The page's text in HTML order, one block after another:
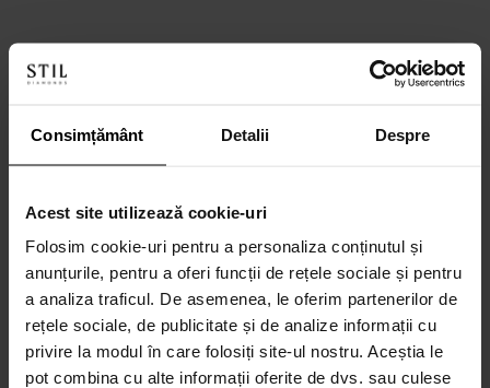
Consimțământ Detalii Despre
Acest site utilizează cookie-uri
Folosim cookie-uri pentru a personaliza conținutul și
anunțurile, pentru a oferi funcții de rețele sociale și pentru
a analiza traficul. De asemenea, le oferim partenerilor de
rețele sociale, de publicitate și de analize informații cu
privire la modul în care folosiți site-ul nostru. Aceștia le
pot combina cu alte informații oferite de dvs. sau culese